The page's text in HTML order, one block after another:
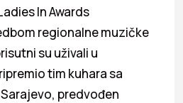
In Awards
regionalne muzičke
su uživali u
tim kuhara sa
predvođen